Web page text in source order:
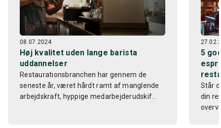
08.07.2024
Høj kvalitet uden lange barista
uddannelser
Restaurationsbranchen har gennem de
seneste år, været hårdt ramt af manglende
arbejdskraft, hyppige medarbejderudskif...
5
Står
din